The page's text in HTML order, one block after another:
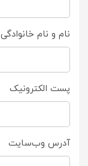
نام و نام خانوادگی
پست الکترونیک
آدرس وب‌سایت